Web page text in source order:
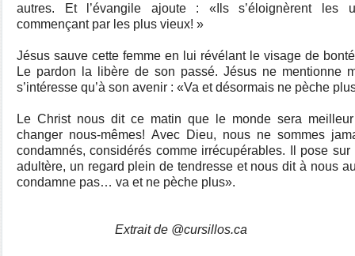
autres. Et l’évangile ajoute : «Ils s’éloignèrent les
commençant par les plus vieux! »
Jésus sauve cette femme en lui révélant le visage de
Le pardon la libère de son passé. Jésus ne mentionne
s’intéresse qu’à son avenir : «Va et désormais ne pèche
Le Christ nous dit ce matin que le monde sera
changer nous-mêmes! Avec Dieu, nous ne sommes
condamnés, considérés comme irrécupérables. Il pose
adultère, un regard plein de tendresse et nous dit à nous
condamne pas… va et ne pèche plus».
Extrait de @cursillos.ca